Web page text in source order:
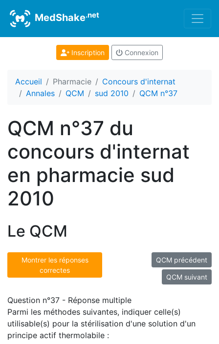
MedShake.net
Inscription Connexion
Accueil Pharmacie
Concours d'internat
Annales
QCM sud 2010 QCM n°37
QCM n°37 du
concours d'internat
en pharmacie sud
2010
Le QCM
Montrer les réponses
correctes
QCM précédent
QCM suivant
Question n°37 - Réponse multiple
Parmi les méthodes suivantes, indiquer celle(s)
utilisable(s) pour la stérilisation d'une solution d'un
principe actif thermolabile :